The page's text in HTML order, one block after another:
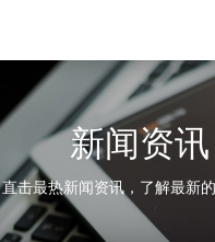
新闻资讯
直击最热新闻资讯，了解最新